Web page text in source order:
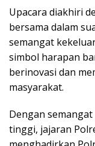
Upacara diakhiri
bersama dalam
semangat
simbol harapan
berinovasi dan
masyarakat.
Dengan
tinggi, jajaran